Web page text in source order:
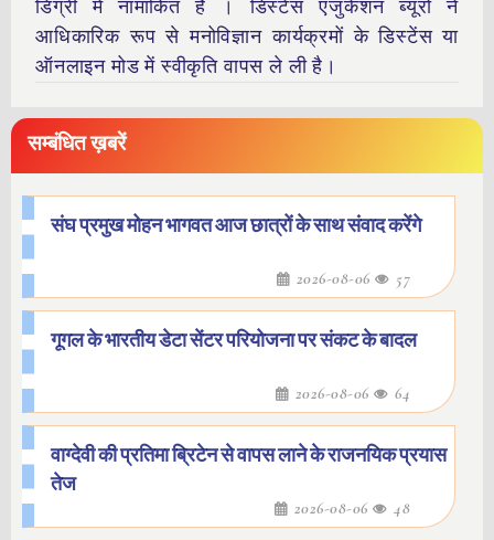
डिग्री में नामांकित हैं । डिस्टेंस एजुकेशन ब्यूरो ने
आधिकारिक रूप से मनोविज्ञान कार्यक्रमों के डिस्टेंस या
ऑनलाइन मोड में स्वीकृति वापस ले ली है।
सम्बंधित ख़बरें
संघ प्रमुख मोहन भागवत आज छात्रों के साथ संवाद करेंगे
2026-08-06 57
गूगल के भारतीय डेटा सेंटर परियोजना पर संकट के बादल
2026-08-06 64
वाग्देवी की प्रतिमा ब्रिटेन से वापस लाने के राजनयिक प्रयास
तेज
2026-08-06 48